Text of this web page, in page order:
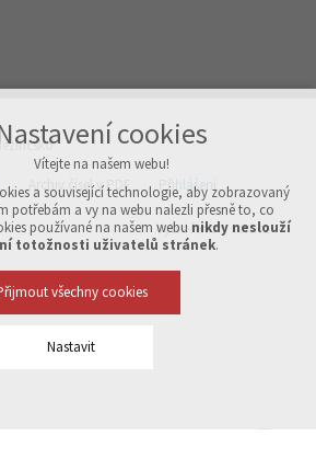
Archiv čísel v PDF Přihlášení
Vytvořeno v xart.cz
cookies
Vítejte na našem webu!
a související technologie, aby zobrazovaný
potřebám a vy na webu nalezli přesně to, co
používané na našem webu nikdy neslouží
totožnosti uživatelů stránek.
všechny cookies
Nastavit